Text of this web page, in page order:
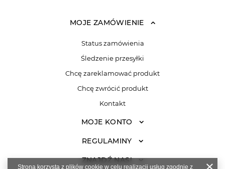
MOJE ZAMÓWIENIE
Status zamówienia
Śledzenie przesyłki
Chcę zareklamować produkt
Chcę zwrócić produkt
Kontakt
MOJE KONTO
REGULAMINY
ZNAJDŹ NAS!
Strona korzysta z plików cookie w celu realizacji usług zgodnie z